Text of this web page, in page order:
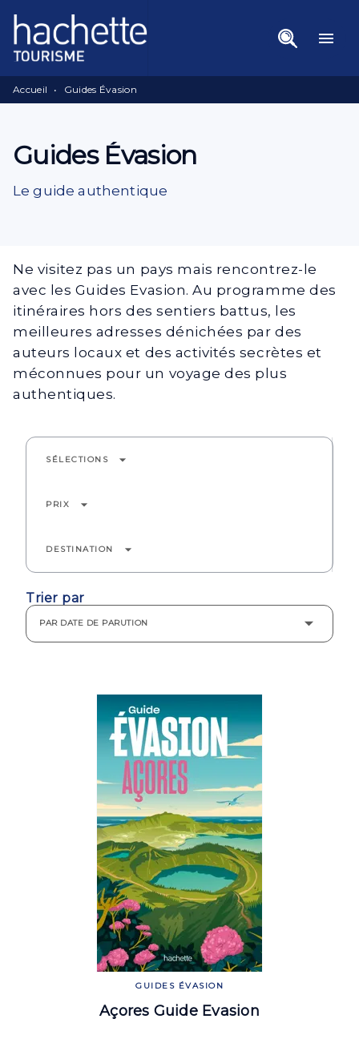
Menu Recherche
Pied De Page
menu
Accueil • Guides Évasion
Guides Évasion
Le guide authentique
Ne visitez pas un pays mais rencontrez-le
avec les Guides Evasion. Au programme des
itinéraires hors des sentiers battus, les
meilleures adresses dénichées par des
auteurs locaux et des activités secrètes et
méconnues pour un voyage des plus
authentiques.
SÉLECTIONS arrow_drop_down
PRIX arrow_drop_down
DESTINATION arrow_drop_down
Trier par
PAR DATE DE PARUTION
GUIDES ÉVASION
Açores Guide Evasion